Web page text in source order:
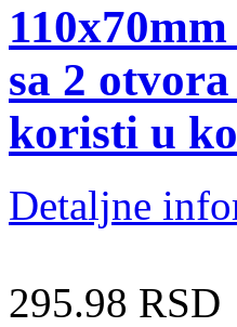
sa 2
koristi u
Detaljne
295.98 RSD